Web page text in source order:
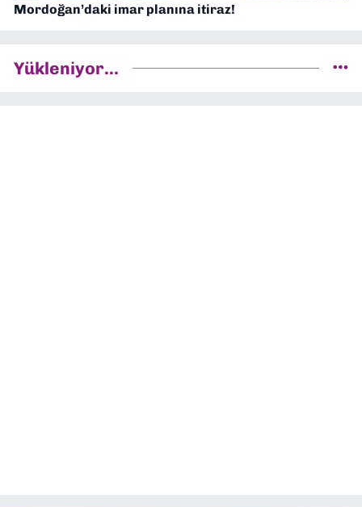
Mordoğan’daki imar planına itiraz!
Yükleniyor...